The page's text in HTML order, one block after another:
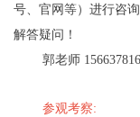
号、官网等）进行咨
解答疑问！
郭老师
参观考察: